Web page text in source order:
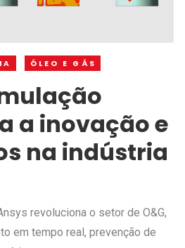
ÓLEO E GÁS
a inovação e
na indústria
revoluciona o setor de O&G,
em tempo real, prevenção de